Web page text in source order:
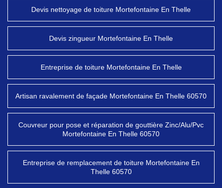
Devis nettoyage de toiture Mortefontaine En Thelle
Devis zingueur Mortefontaine En Thelle
Entreprise de toiture Mortefontaine En Thelle
Artisan ravalement de façade Mortefontaine En Thelle 60570
Couvreur pour pose et réparation de gouttière Zinc/Alu/Pvc
Mortefontaine En Thelle 60570
Entreprise de remplacement de toiture Mortefontaine En
Thelle 60570